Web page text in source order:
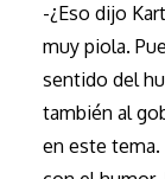
-¿Eso dijo
muy piola.
sentido del
también al
en este